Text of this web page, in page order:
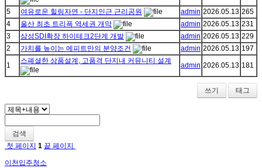
5 여유로운 힐링자연 - 단지인근 근리공원 admin 2026.05.13 265
4
울산 최초 트리픅 역세권 개막 admin 2026.05.13 231
3
삼성SDI확장 하이테크2단계 개발 admin 2026.05.13 229
2
가치를 높이는 에피트만의 분양조건 admin 2026.05.13 197
1
스폐셜한 상품설계, 고품격 단지내 커뮤니티 설계
admin 2026.05.13 181
쓰기 태그
검색
첫 페이지 1 끝 페이지
이천입주청소